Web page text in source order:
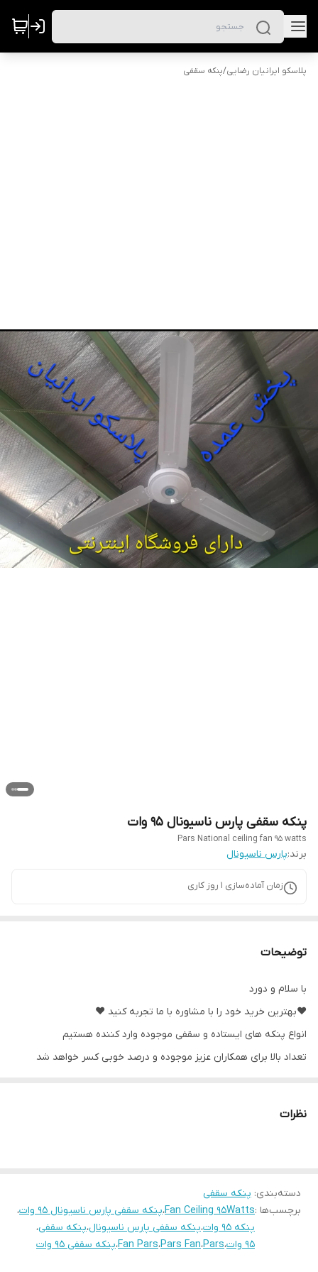
پلاسکو ایرانیان رضایی/پنکه سقفی
پنکه سقفی پارس ناسیونال ۹۵ وات
Pars National ceiling fan 95 watts
برند:پارس ناسیونال
زمان آماده‌سازی 1 روز کاری
توضیحات
با سلام و دورد
❤️بهترین خرید خود را با مشاوره با ما تجربه کنید ❤️
انواع پنکه های ایستاده و سقفی موجوده وارد کننده هستیم
تعداد بالا برای همکاران عزیز موجوده و درصد خوبی کسر خواهد شد
✅️سه پره فلزی در دو رنگ سفید و مشکی
✅️مناسب منازل و مغازه ها و سوله ها
❤️پلاسکو ایرانیان رضایی نامی ماندگار ❤️
نظرات
دسته‌بندی: پنکه سقفی
برچسب‌ها :Fan Ceiling 95Watts،پنکه سقفی پارس ناسیونال 95 وات
،
پنکه 95 وات
،پنکه سقفی پارس ناسیونال،پنکه سقفی،
95 وات
،Pars،Pars Fan،Fan Pars،پنکه سقفی 95 وات